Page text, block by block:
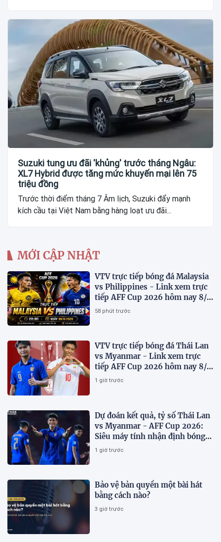
Suzuki tung ưu đãi 'khủng' trước tháng Ngâu:
XL7 Hybrid được tăng mức khuyến mại lên 75
triệu đồng
Trước thời điểm tháng 7 Âm lịch, Suzuki đẩy mạnh
kích cầu tại Việt Nam bằng hàng loạt ưu đãi...
MỚI CẬP NHẬT
VTV trực tiếp bóng đá Malaysia
vs Philippines - Link xem trực
tiếp AFF Cup 2026 hôm nay 8/8
trên VTV7
58 phút trước
VTV trực tiếp bóng đá Thái Lan
vs Myanmar - Link xem trực
tiếp AFF Cup 2026 hôm nay 8/8
trên VTV6
1 giờ trước
Dự đoán kết quả, tỷ số Thái Lan
vs Myanmar - AFF Cup 2026:
Siêu máy tính nhận định bóng
đá hôm nay 8/8
1 giờ trước
Bảo vệ bản quyền một bài hát
bằng cách nào?
3 giờ trước